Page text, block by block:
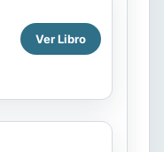
Ver Libro